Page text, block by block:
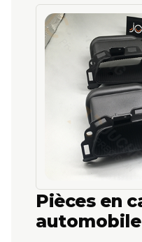
Pièces en
automobile